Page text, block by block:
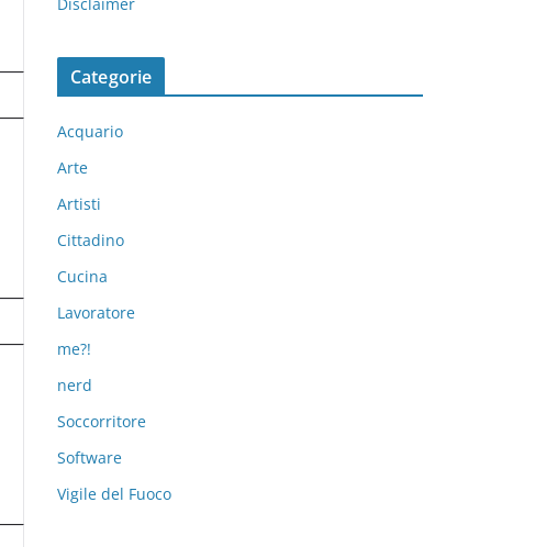
Disclaimer
Categorie
Acquario
Arte
Artisti
Cittadino
Cucina
Lavoratore
me?!
nerd
Soccorritore
Software
Vigile del Fuoco